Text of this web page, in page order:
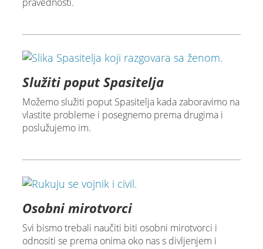
Služiti poput Spasitelja
Možemo služiti poput Spasitelja kada zaboravimo na
vlastite probleme i posegnemo prema drugima i
poslužujemo im.
Osobni mirotvorci
Svi bismo trebali naučiti biti osobni mirotvorci i
odnositi se prema onima oko nas s divljenjem i